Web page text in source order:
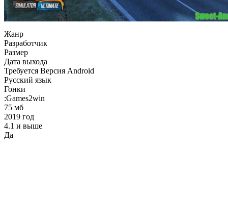
Жанр
Разработчик
Размер
Дата выхода
Требуется Версия Android
Русский язык
Гонки
:Games2win
75 мб
2019 год
4.1 и выше
Да